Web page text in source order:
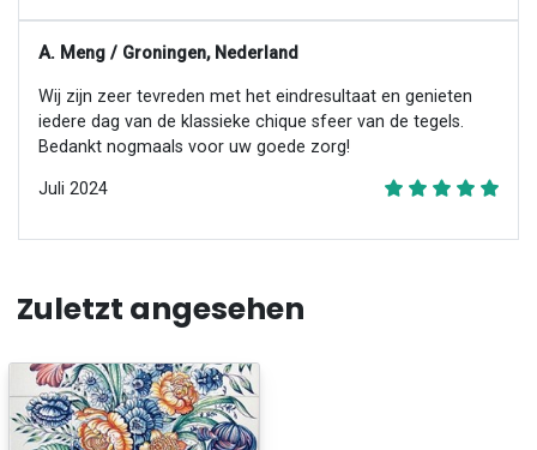
A. Meng / Groningen, Nederland
Wij zijn zeer tevreden met het eindresultaat en genieten
iedere dag van de klassieke chique sfeer van de tegels.
Bedankt nogmaals voor uw goede zorg!
Juli 2024
Zuletzt angesehen